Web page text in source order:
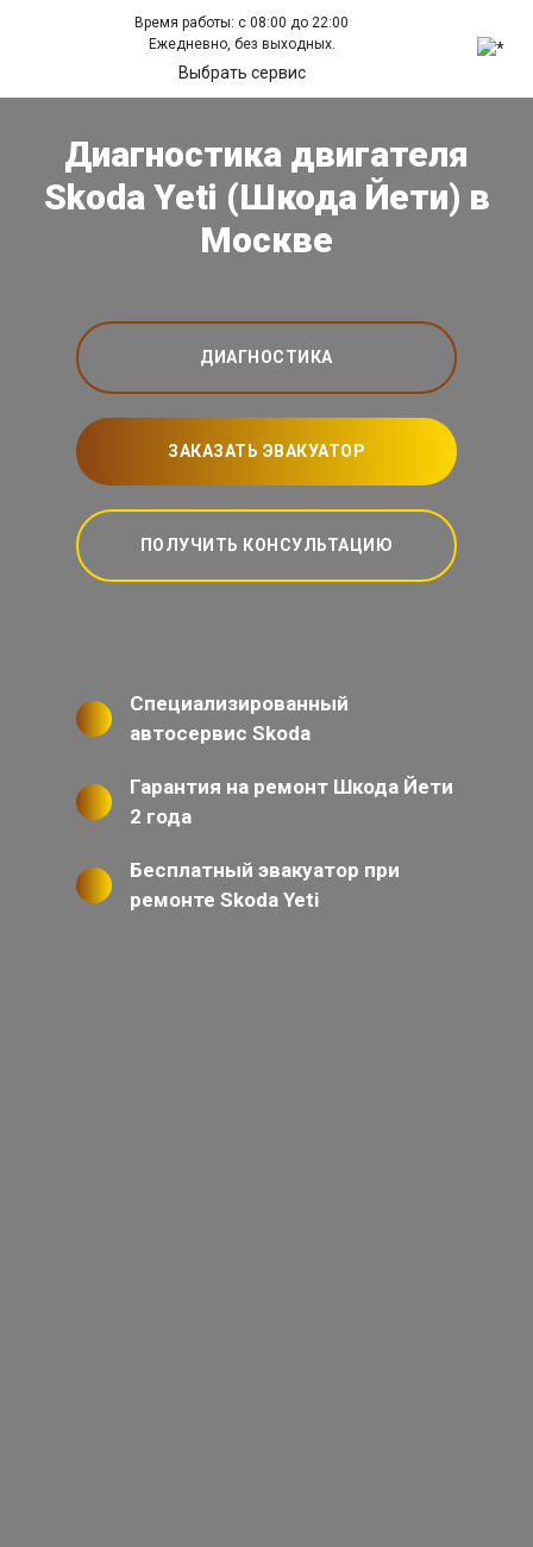
Время работы: с 08:00 до 22:00
Ежедневно, без выходных.
Выбрать сервис
Диагностика двигателя
Skoda Yeti (Шкода Йети) в
Москве
ДИАГНОСТИКА
ЗАКАЗАТЬ ЭВАКУАТОР
ПОЛУЧИТЬ КОНСУЛЬТАЦИЮ
Специализированный
автосервис Skoda
Гарантия на ремонт Шкода Йети
2 года
Бесплатный эвакуатор при
ремонте Skoda Yeti